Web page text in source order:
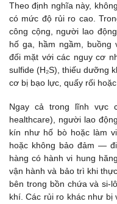
Theo định nghĩa này,
có mức độ rủi ro cao.
công cộng, người lao
hố ga, hầm ngầm, buồng
đối mặt với các nguy cơ
sulfide (H₂S), thiếu dưỡng
cơ bị bạo lực, quấy rối
Ngay cả trong lĩnh vực
healthcare), người lao
kín như hố bò hoặc làm
hoặc không bảo đảm —
hàng có hành vi hung
vận hành và bảo trì khi
bên trong bồn chứa và si-
khí. Các rủi ro khác như bị